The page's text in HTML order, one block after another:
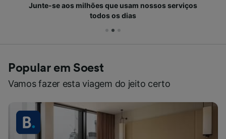
Junte-se aos milhões que usam nossos serviços
todos os dias
Popular em Soest
Vamos fazer esta viagem do jeito certo